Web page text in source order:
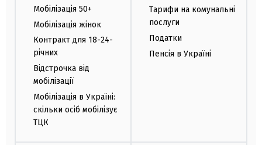
Мобілізація 50+
Мобілізація жінок
Контракт для 18-24-
річних
Відстрочка від
мобілізації
Мобілізація в Україні:
скільки осіб мобілізує
ТЦК
Тарифи на комунальні
послуги
Податки
Пенсія в Україні